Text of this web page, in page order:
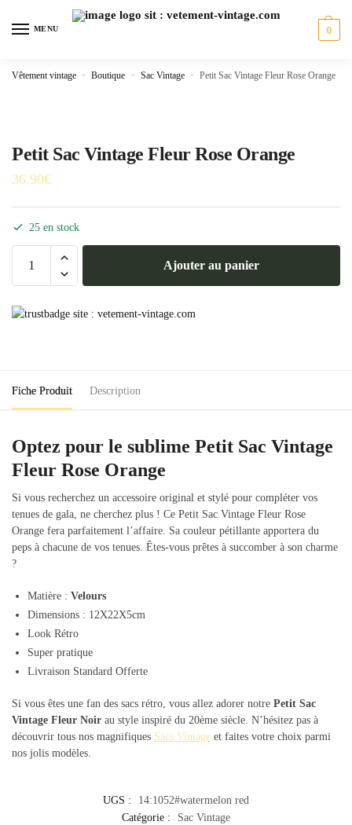
MENU 0
Vêtement vintage » Boutique » Sac Vintage » Petit Sac Vintage Fleur Rose Orange
Petit Sac Vintage Fleur Rose Orange
36.90€
25 en stock
Sac
Orange
Ajouter au panier
Fiche Produit Description
Optez pour le sublime Petit Sac Vintage
Fleur Rose Orange
Si vous recherchez un accessoire original et stylé pour compléter vos
tenues de gala, ne cherchez plus ! Ce Petit Sac Vintage Fleur Rose
Orange fera parfaitement l’affaire. Sa couleur pétillante apportera du
peps à chacune de vos tenues. Êtes-vous prêtes à succomber à son charme
?
Matière : Velours
Dimensions : 12X22X5cm
Look Rétro
Super pratique
Livraison Standard Offerte
Si vous êtes une fan des sacs rétro, vous allez adorer notre Petit Sac
Vintage Fleur Noir au style inspiré du 20ème siècle. N’hésitez pas à
découvrir tous nos magnifiques Sacs Vintage et faites votre choix parmi
nos jolis modèles.
UGS :
14:1052#watermelon red
Catégorie :
Sac Vintage